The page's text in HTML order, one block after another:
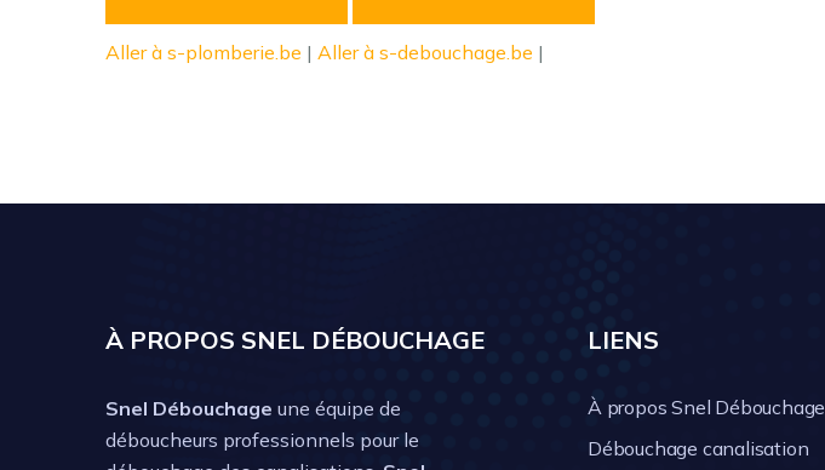
Aller à s-plomberie.be | Aller à s-debouchage.be |
À PROPOS SNEL DÉBOUCHAGE
Snel Débouchage une équipe de
déboucheurs professionnels pour le
LIENS
À propos Snel Débouchage
Débouchage canalisation